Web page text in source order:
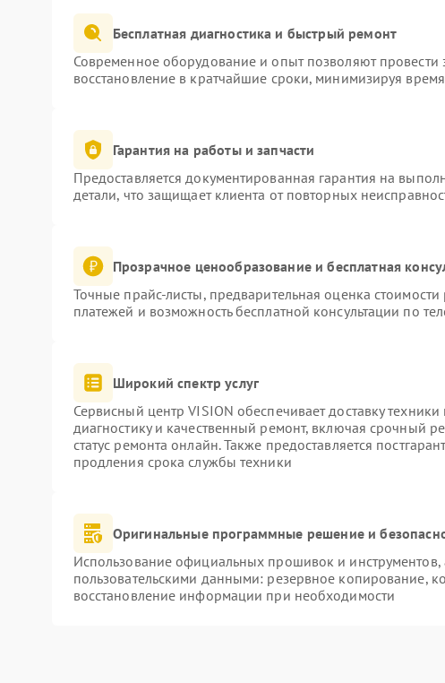
Бесплатная диагностика и быстрый ремонт
Современное оборудование и опыт позволяют провести
восстановление в кратчайшие сроки, минимизируя время
Гарантия на работы и запчасти
Предоставляется документированная гарантия на
детали, что защищает клиента от повторных
Прозрачное ценообразование и бесплатная
Точные прайс-листы, предварительная оценка стоимости
платежей и возможность бесплатной консультации по
Широкий спектр услуг
Сервисный центр VISION обеспечивает доставку
диагностику и качественный ремонт, включая срочный
статус ремонта онлайн. Также предоставляется
продления срока службы техники
Оригинальные программные решение и
Использование официальных прошивок и инструментов,
пользовательскими данными: резервное копирование,
восстановление информации при необходимости